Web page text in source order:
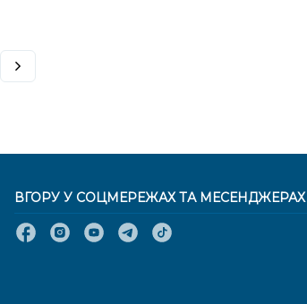
ВГОРУ У СОЦМЕРЕЖАХ ТА МЕСЕНДЖЕРАХ